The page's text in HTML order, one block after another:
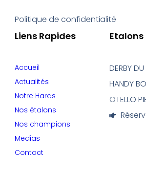
Etalons
DERBY
HANDY
OTELLO
Liens Rapides
Accueil
Actualités
Notre Haras
Nos étalons
Nos champions
Medias
Contact
Politique de confidentialité